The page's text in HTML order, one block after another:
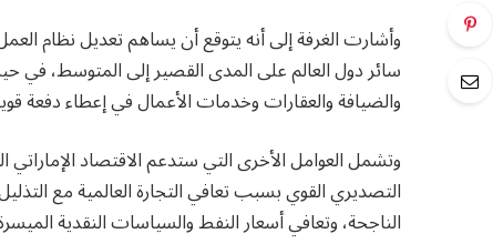
وأشارت الغرفة إلى أنه يتوقع أن يساهم تعديل نظام
سائر دول العالم على المدى القصير إلى المتوسط، في
والضيافة والعقارات وخدمات الأعمال في إعطاء دفعة قوية
وتشمل العوامل الأخرى التي ستدعم الاقتصاد
التصديري القوي بسبب تعافي التجارة العالمية مع
الناجحة، وتعافي أسعار النفط والسياسات النقدية